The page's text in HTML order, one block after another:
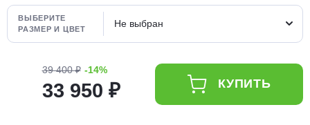
ВЫБЕРИТЕ
РАЗМЕР И ЦВЕТ
Не выбран
39 400 ₽ -14%
33 950 ₽ КУПИТЬ
об оплате Плайтом
25
Остались вопросы?
8 800 302-02-51